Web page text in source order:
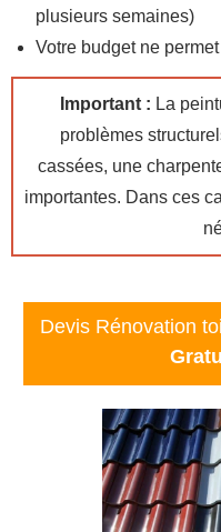
plusieurs semaines)
Votre budget ne
Important : La
problèmes
cassées, une
importantes. Dans ces
Devis Rénovation